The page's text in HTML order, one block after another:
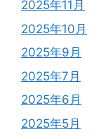
2025年11月
2025年10月
2025年9月
2025年7月
2025年6月
2025年5月